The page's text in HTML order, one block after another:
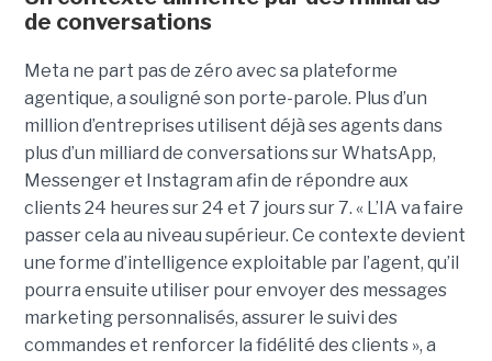
de conversations
Meta ne part pas de zéro avec sa plateforme
agentique, a souligné son porte-parole. Plus d’un
million d’entreprises utilisent déjà ses agents dans
plus d’un milliard de conversations sur WhatsApp,
Messenger et Instagram afin de répondre aux
clients 24 heures sur 24 et 7 jours sur 7. « L’IA va faire
passer cela au niveau supérieur. Ce contexte devient
une forme d’intelligence exploitable par l’agent, qu’il
pourra ensuite utiliser pour envoyer des messages
marketing personnalisés, assurer le suivi des
commandes et renforcer la fidélité des clients », a